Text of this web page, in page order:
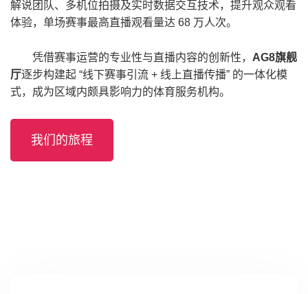
解说团队、多机位拍摄及实时数据交互技术，提升观众观看
体验，单场赛事最高直播观看量达 68 万人次。
凭借赛事运营的专业性与直播内容的创新性， AG8旗舰
厅逐步构建起 “线下赛事引流 + 线上直播传播” 的一体化模
式，成为区域内颇具影响力的体育服务机构。
我们的旅程